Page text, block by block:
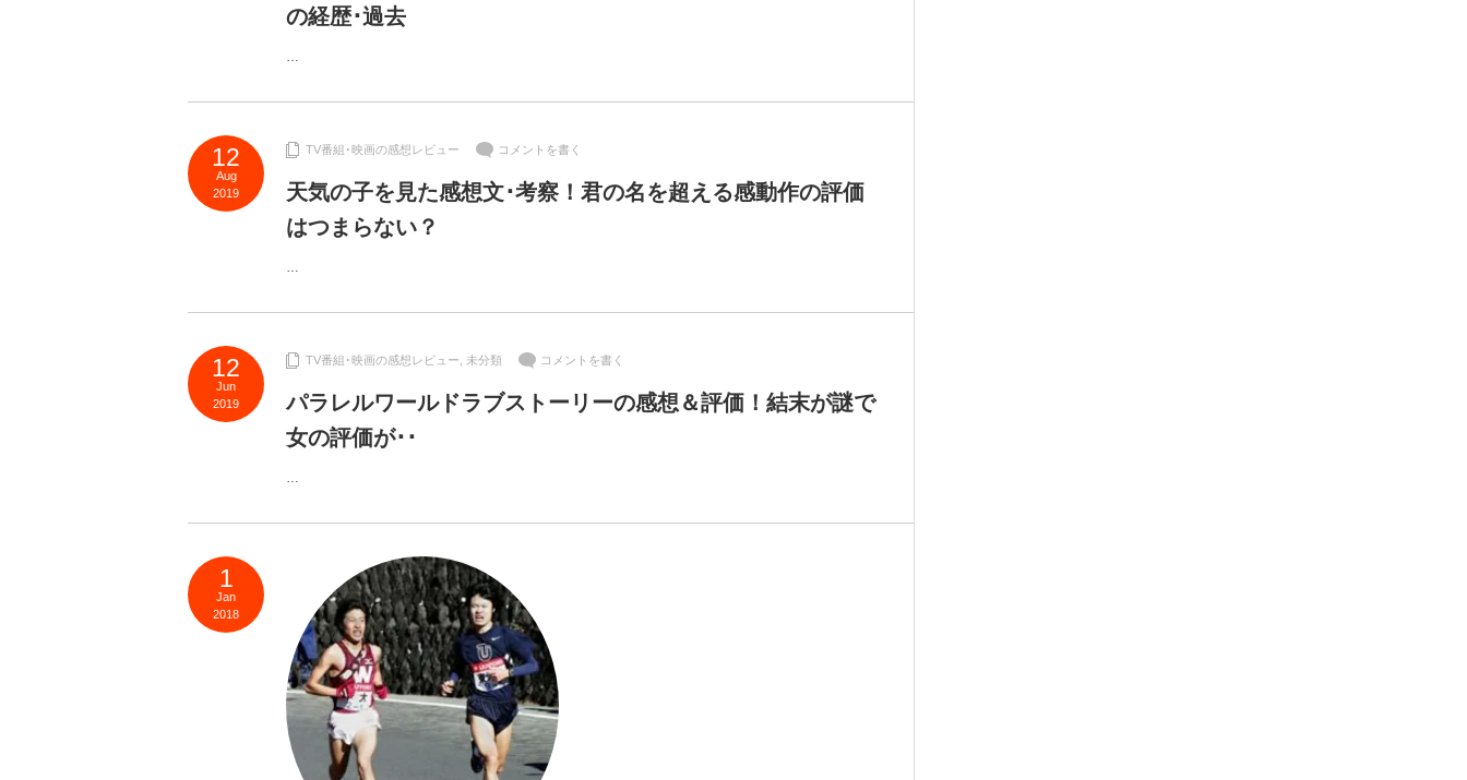
の経歴･過去
…
12
Aug
2019
TV番組･映画の感想レビュー コメントを書く
天気の子を見た感想文･考察！君の名を超える感動作の評価
はつまらない？
…
12
Jun
2019
TV番組･映画の感想レビュー 未分類 コメントを書く
パラレルワールドラブストーリーの感想＆評価！結末が謎で
女の評価が･･
…
1
Jan
2018